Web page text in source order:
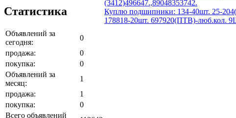
Статистика
Объявлений за
сегодня:
0
продажа:
0
покупка:
0
Объявлений за
месяц:
1
продажа:
1
покупка:
0
Всего объявлений
(3412)496647.,89048353742.
Куплю подшипники: 134-40шт. 25-
178818-20шт. 697920(ПТВ)-люб.кол.